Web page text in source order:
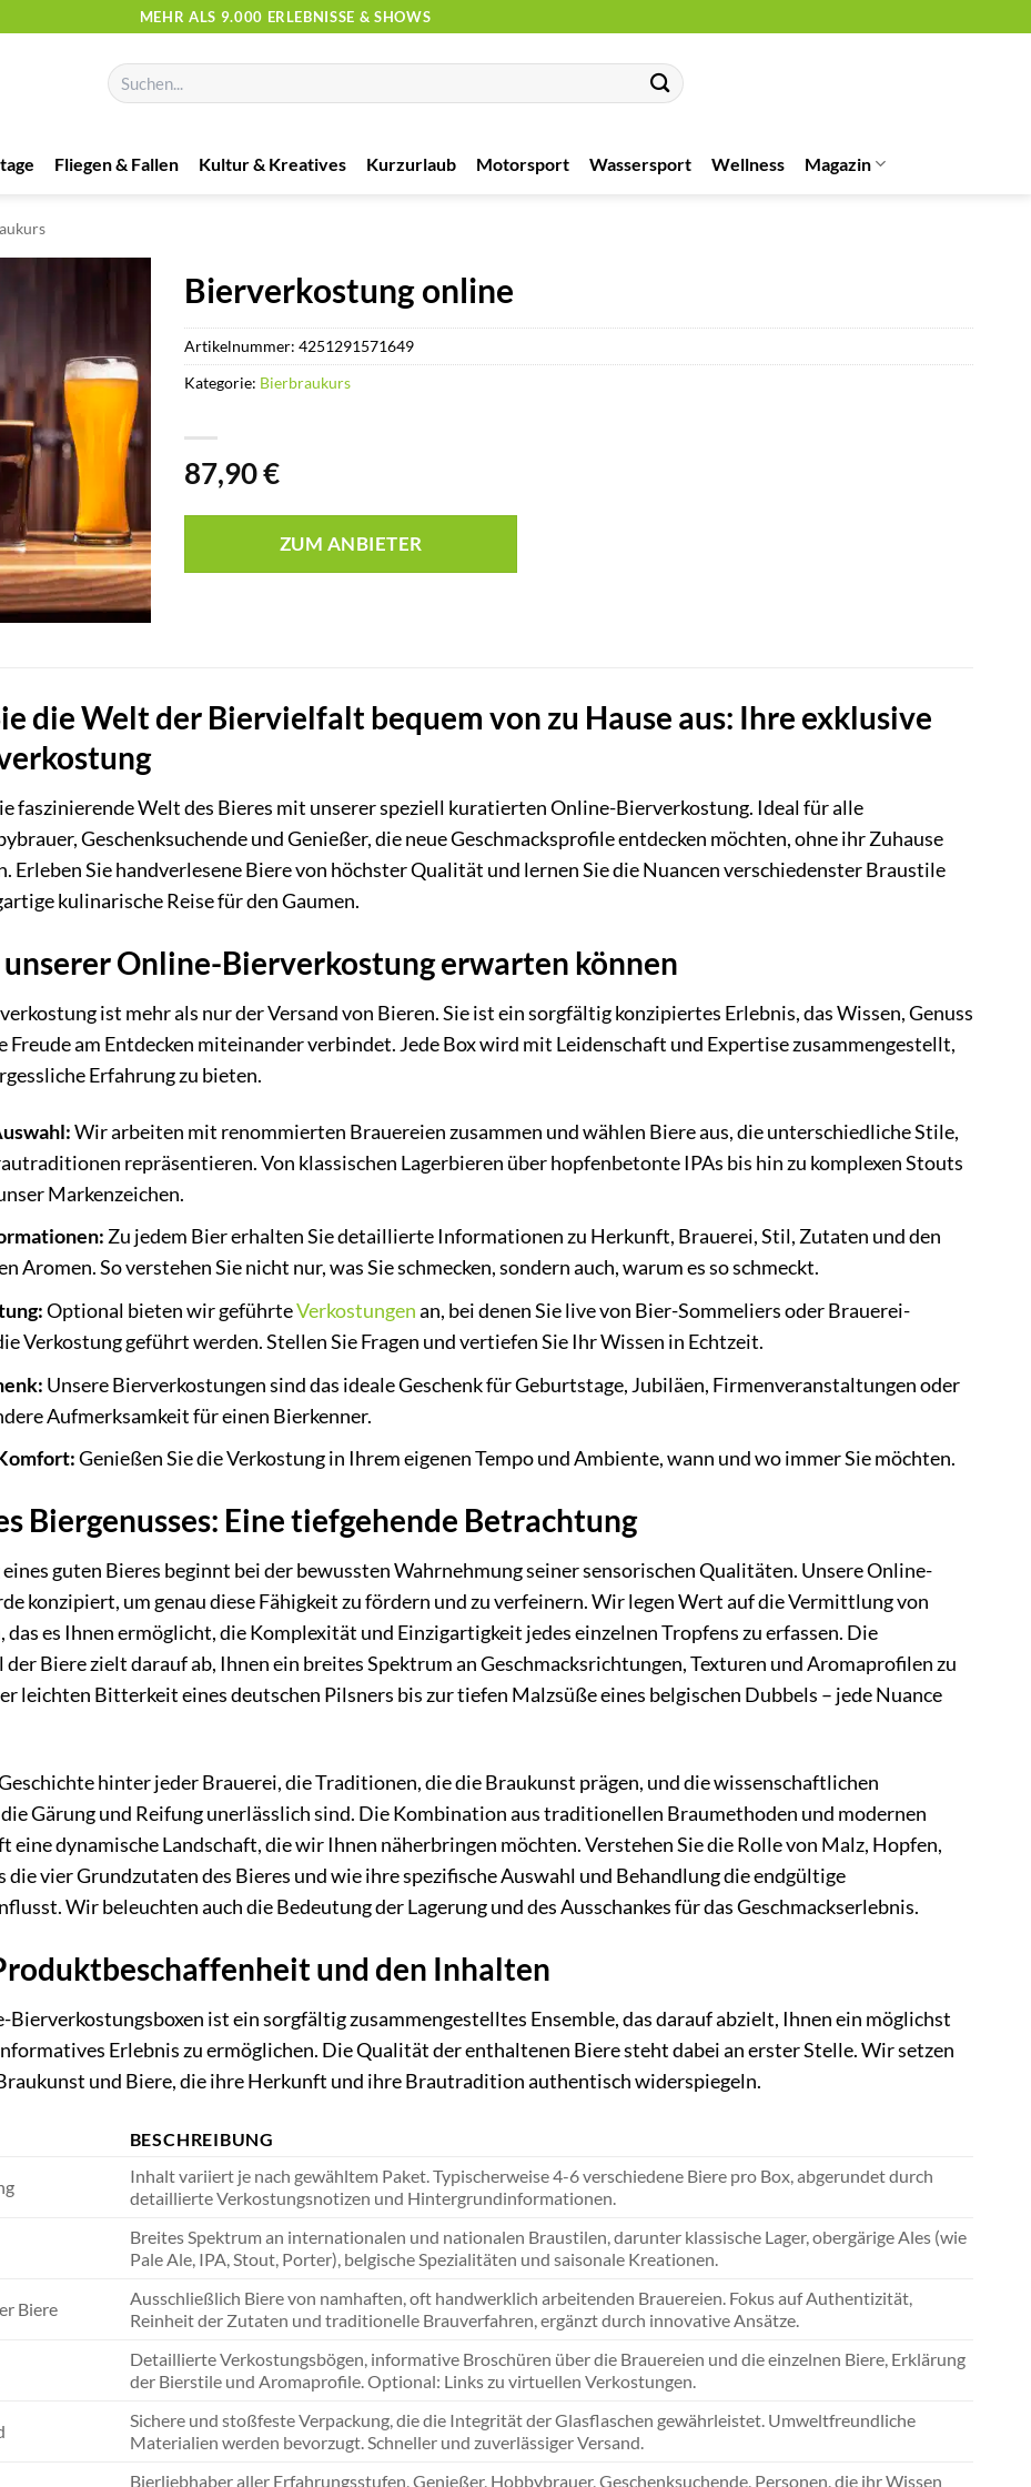
MEHR ALS 9.000 ERLEBNISSE & SHOWS
Suchen
nach:
Fliegen & Fallen Kultur & Kreatives Kurzurlaub Motorsport Wassersport Wellness Magazin
Bierverkostung online
87,90€
ZUM ANBIETER
Artikelnummer:4251291571649
Kategorie: Bierbraukurs
die Welt der Biervielfalt bequem von zu Hause aus: Ihre exklusive
faszinierende Welt des Bieres mit unserer speziell kuratierten Online-Bierverkostung. Ideal für alle
Geschenksuchende und Genießer, die neue Geschmacksprofile entdecken möchten, ohne ihr Zuhause
Erleben Sie handverlesene Biere von höchster Qualität und lernen Sie die Nuancen verschiedenster Braustile
kulinarische Reise für den Gaumen.
unserer Online-Bierverkostung erwarten können
ist mehr als nur der Versand von Bieren. Sie ist ein sorgfältig konzipiertes Erlebnis, das Wissen, Genuss
Freude am Entdecken miteinander verbindet. Jede Box wird mit Leidenschaft und Expertise zusammengestellt,
Erfahrung zu bieten.
Wir arbeiten mit renommierten Brauereien zusammen und wählen Biere aus, die unterschiedliche Stile,
repräsentieren. Von klassischen Lagerbieren über hopfenbetonte IPAs bis hin zu komplexen Stouts
Markenzeichen.
Zu jedem Bier erhalten Sie detaillierte Informationen zu Herkunft, Brauerei, Stil, Zutaten und den
Aromen. So verstehen Sie nicht nur, was Sie schmecken, sondern auch, warum es so schmeckt.
Optional bieten wir geführteVerkostungenan, bei denen Sie live von Bier-Sommeliers oder Brauerei-
Verkostung geführt werden. Stellen Sie Fragen und vertiefen Sie Ihr Wissen in Echtzeit.
Unsere Bierverkostungen sind das ideale Geschenk für Geburtstage, Jubiläen, Firmenveranstaltungen oder
Aufmerksamkeit für einen Bierkenner.
Genießen Sie die Verkostung in Ihrem eigenen Tempo und Ambiente, wann und wo immer Sie möchten.
Biergenusses: Eine tiefgehende Betrachtung
guten Bieres beginnt bei der bewussten Wahrnehmung seiner sensorischen Qualitäten. Unsere Online-
konzipiert, um genau diese Fähigkeit zu fördern und zu verfeinern. Wir legen Wert auf die Vermittlung von
es Ihnen ermöglicht, die Komplexität und Einzigartigkeit jedes einzelnen Tropfens zu erfassen. Die
Biere zielt darauf ab, Ihnen ein breites Spektrum an Geschmacksrichtungen, Texturen und Aromaprofilen zu
leichten Bitterkeit eines deutschen Pilsners bis zur tiefen Malzsüße eines belgischen Dubbels – jede Nuance
hinter jeder Brauerei, die Traditionen, die die Braukunst prägen, und die wissenschaftlichen
Gärung und Reifung unerlässlich sind. Die Kombination aus traditionellen Braumethoden und modernen
eine dynamische Landschaft, die wir Ihnen näherbringen möchten. Verstehen Sie die Rolle von Malz, Hopfen,
die vier Grundzutaten des Bieres und wie ihre spezifische Auswahl und Behandlung die endgültige
Wir beleuchten auch die Bedeutung der Lagerung und des Ausschankes für das Geschmackserlebnis.
und den Inhalten
Bierverkostungsboxen ist ein sorgfältig zusammengestelltes Ensemble, das darauf abzielt, Ihnen ein möglichst
Erlebnis zu ermöglichen. Die Qualität der enthaltenen Biere steht dabei an erster Stelle. Wir setzen
und Biere, die ihre Herkunft und ihre Brautradition authentisch widerspiegeln.
BESCHREIBUNG
Inhalt variiert je nach gewähltem Paket. Typischerweise 4-6 verschiedene Biere pro Box, abgerundet durch
detaillierte Verkostungsnotizen und Hintergrundinformationen.
Breites Spektrum an internationalen und nationalen Braustilen, darunter klassische Lager, obergärige Ales (wie
Pale Ale, IPA, Stout, Porter), belgische Spezialitäten und saisonale Kreationen.
Biere
Ausschließlich Biere von namhaften, oft handwerklich arbeitenden Brauereien. Fokus auf Authentizität,
Reinheit der Zutaten und traditionelle Brauverfahren, ergänzt durch innovative Ansätze.
Detaillierte Verkostungsbögen, informative Broschüren über die Brauereien und die einzelnen Biere, Erklärung
der Bierstile und Aromaprofile. Optional: Links zu virtuellen Verkostungen.
Sichere und stoßfeste Verpackung, die die Integrität der Glasflaschen gewährleistet. Umweltfreundliche
Materialien werden bevorzugt. Schneller und zuverlässiger Versand.
Bierliebhaber aller Erfahrungsstufen, Genießer, Hobbybrauer, Geschenksuchende, Personen, die ihr Wissen